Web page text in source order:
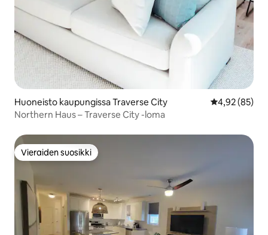
Huoneisto kaupungissa Traverse City
4,92 (85)
Northern Haus – Traverse City -loma
Vieraiden suosikki
Vieraiden suosikki